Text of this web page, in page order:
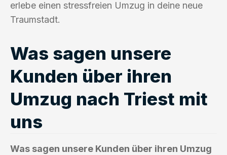
erlebe einen stressfreien Umzug in deine neue
Traumstadt.
Was sagen unsere
Kunden über ihren
Umzug nach Triest mit
uns
Was sagen unsere Kunden über ihren Umzug